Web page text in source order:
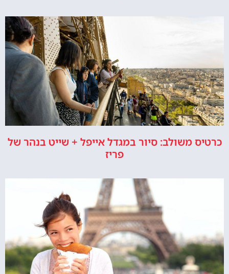
כרטיס משולב: סיור במגדל אייפל + שייט בנהר של
פריז